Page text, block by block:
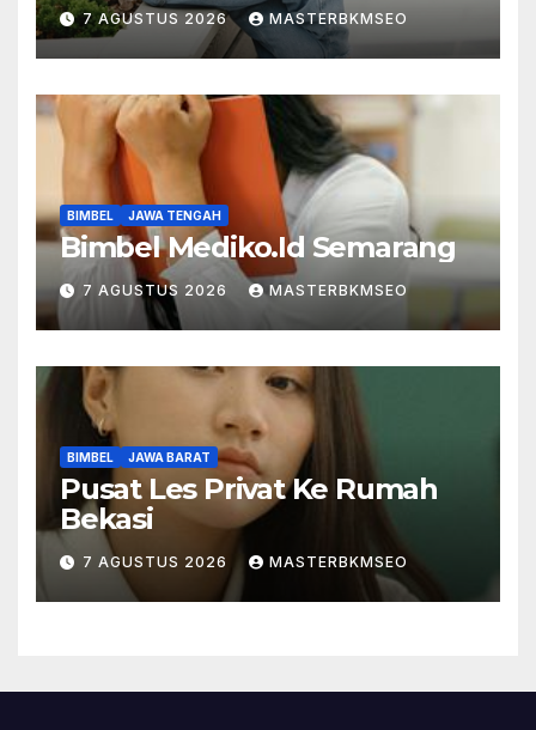
7 AGUSTUS 2026 MASTERBKMSEO
BIMBEL JAWA TENGAH
Bimbel Mediko.Id Semarang
7 AGUSTUS 2026 MASTERBKMSEO
BIMBEL JAWA BARAT
Pusat Les Privat Ke Rumah
Bekasi
7 AGUSTUS 2026 MASTERBKMSEO